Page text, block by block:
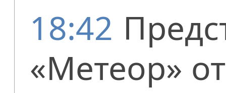
18:42
«Метеор»